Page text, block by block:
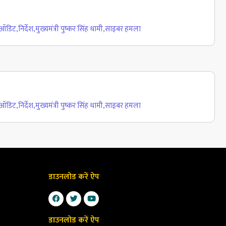
,निर्देश,मुख्यमंत्री पुष्कर सिंह धामी,साइबर हमला
,निर्देश,मुख्यमंत्री पुष्कर सिंह धामी,साइबर हमला
डाउनलोड करें ऐप
डाउनलोड करें ऐप